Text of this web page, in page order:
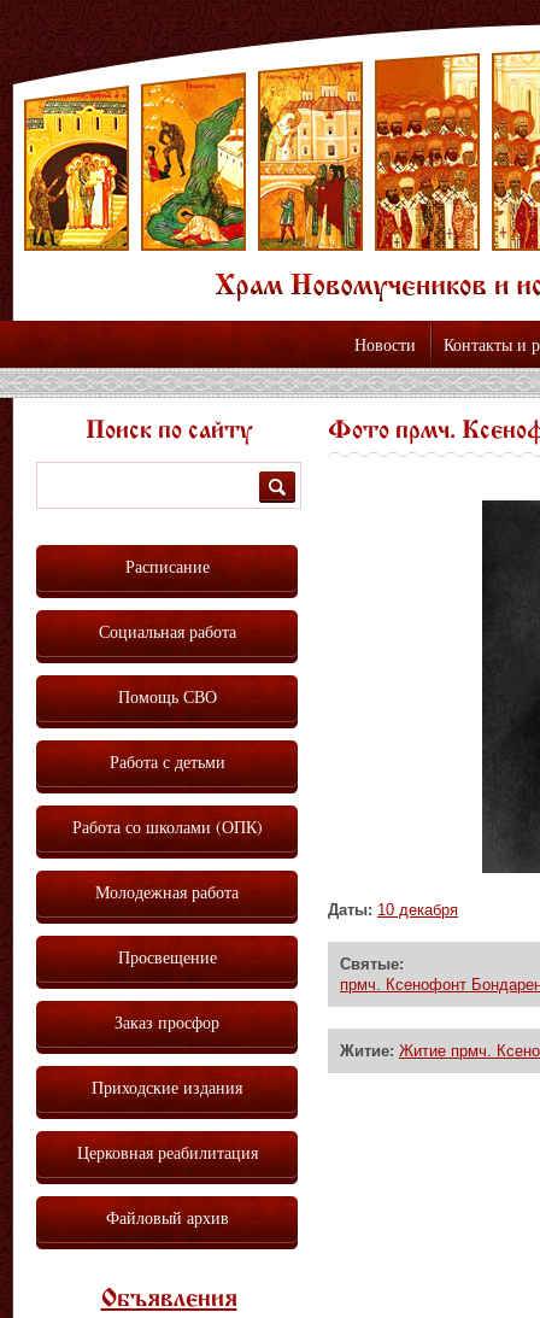
Новости Контакты и
Фото прмч.
Даты: 10 декабря
Святые:
прмч. Ксенофонт
Житие: Житие прмч.
Поиск по сайту
Расписание
Социальная работа
Помощь СВО
Работа с детьми
Работа со школами (ОПК)
Молодежная работа
Просвещение
Заказ просфор
Приходские издания
Церковная реабилитация
Файловый архив
Объявления